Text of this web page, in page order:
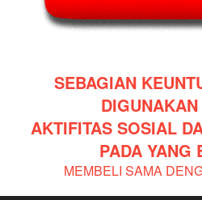
SEBAGIAN
AKTIFITAS SOSIAL
PADA YANG
MEMBELI SAMA